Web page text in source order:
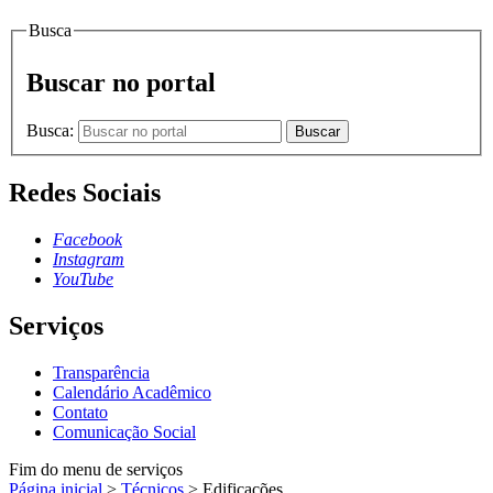
Busca
Buscar no portal
Busca: Buscar
Redes Sociais
Facebook
Instagram
YouTube
Serviços
Transparência
Calendário Acadêmico
Contato
Comunicação Social
Fim do menu de serviços
Página inicial > Técnicos > Edificações